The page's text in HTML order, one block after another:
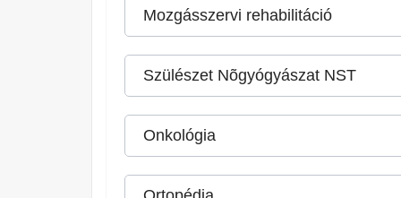
Mozgásszervi rehabilitáció
Szülészet Nõgyógyászat NST
Onkológia